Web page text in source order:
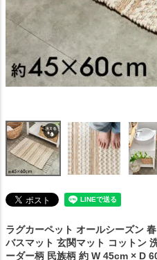
ラグカーペット オールシーズン
バスマット 玄関マット コットン
ーダー柄 民族柄 約 W 45cm × D